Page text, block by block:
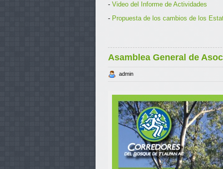
- Video del Informe de Actividades
- Propuesta de los cambios de los
Asamblea General de
admin